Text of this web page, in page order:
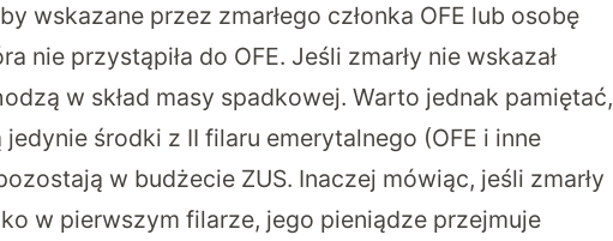
wskazane przez zmarłego członka OFE lub osobę
nie przystąpiła do OFE. Jeśli zmarły nie wskazał
w skład masy spadkowej. Warto jednak pamiętać,
środki z II filaru emerytalnego (OFE i inne
w budżecie ZUS. Inaczej mówiąc, jeśli zmarły
w pierwszym filarze, jego pieniądze przejmuje